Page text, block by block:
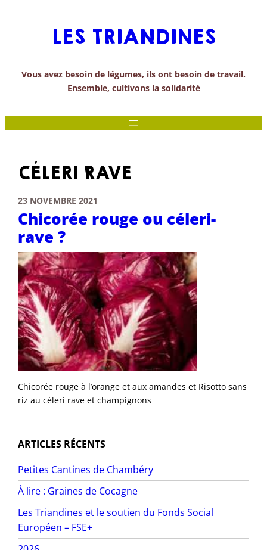
LES TRIANDINES
Vous avez besoin de légumes, ils ont besoin de travail.
Ensemble, cultivons la solidarité
CÉLERI RAVE
23 NOVEMBRE 2021
Chicorée rouge ou céleri-
rave ?
Chicorée rouge à l’orange et aux amandes et Risotto sans
riz au céleri rave et champignons
ARTICLES RÉCENTS
Petites Cantines de Chambéry
À lire : Graines de Cocagne
Les Triandines et le soutien du Fonds Social
Européen – FSE+